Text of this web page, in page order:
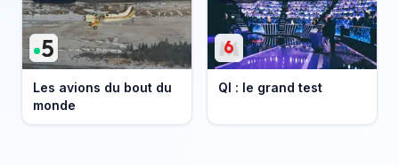
Les avions du bout du
monde
QI : le grand test